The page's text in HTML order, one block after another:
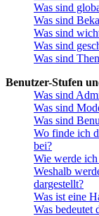
Was sind
Was sind
Was sind
Was sind
Was sind
Benutzer-Stufen
Was sind
Was sind
Was sind
Wo finde ich
bei?
Wie werde
Weshalb
dargestellt?
Was ist eine
Was bedeutet